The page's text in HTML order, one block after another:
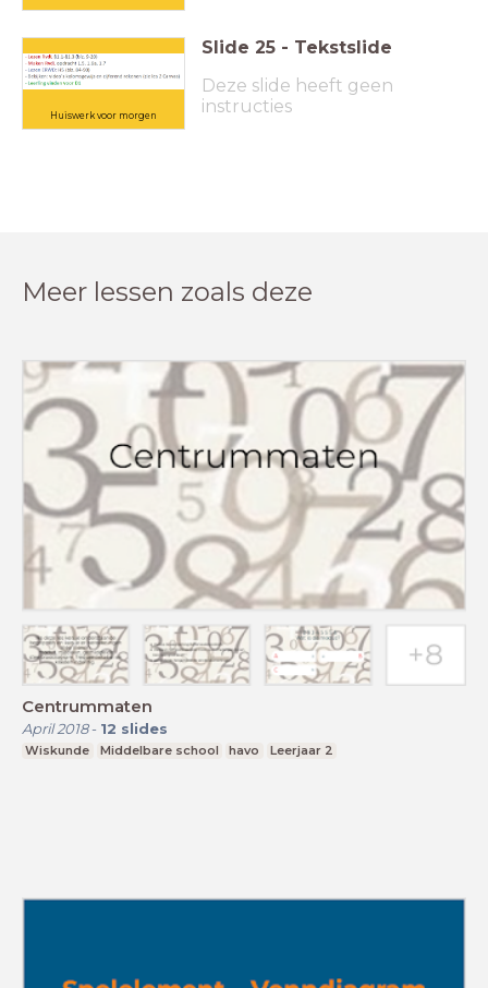
Huiswerk voor morgen
Slide 25 - Tekstslide
Deze slide heeft geen
instructies
Meer lessen zoals deze
Centrummaten
April 2018- 12 slides
Wiskunde Middelbare school havo Leerjaar 2